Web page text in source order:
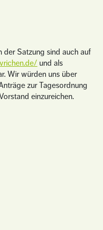
der Satzung sind auch auf
und als
Wir würden uns über
zur Tagesordnung
einzureichen.